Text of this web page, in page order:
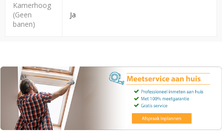
Kamerhoog
(Geen
banen)
Ja